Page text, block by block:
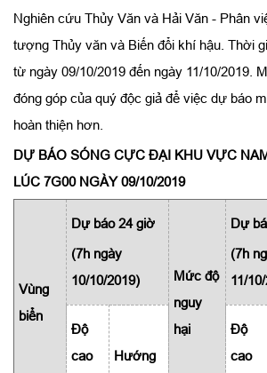
Nghiên cứu Thủy Văn và Hải Văn - Phân
tượng Thủy văn và Biến đổi khí hậu. Thời
từ ngày 09/10/2019 đến ngày 11/10/2019.
đóng góp của quý độc giả để việc dự báo
hoàn thiện hơn.
DỰ BÁO SÓNG CỰC ĐẠI KHU VỰC
LÚC 7G00 NGÀY 09/10/2019
Vùng
biển
Dự báo 24 giờ
(7h ngày
10/10/2019)
Mức độ
nguy
hại
Dự
(7h
11/
Độ
cao
Hướng
Độ
cao